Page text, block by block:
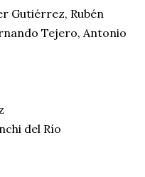
Gutiérrez, Rubén
Tejero, Antonio
del Río